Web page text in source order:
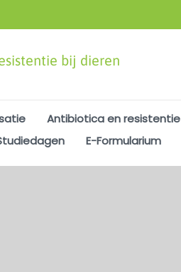
bij dieren
Antibiotica en resistentie
E-Formularium